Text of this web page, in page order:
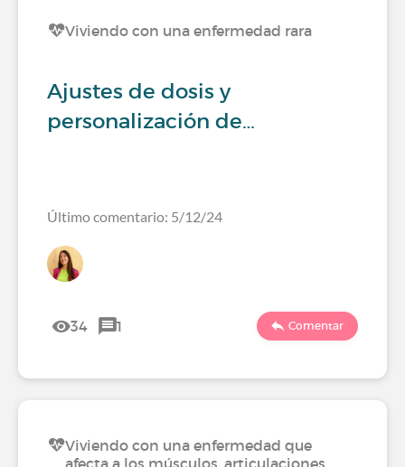
Viviendo con una enfermedad rara
Ajustes de dosis y
personalización de…
Último comentario: 5/12/24
34 1 Comentar
Viviendo con una enfermedad que
afecta a los músculos, articulaciones…